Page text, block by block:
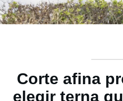
Corte afina
elegir terna